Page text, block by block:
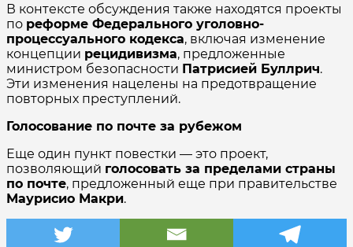
В контексте обсуждения также находятся проекты
по реформе Федерального уголовно-
процессуального кодекса, включая изменение
концепции рецидивизма, предложенные
министром безопасности Патрисией Буллрич.
Эти изменения нацелены на предотвращение
повторных преступлений.
Голосование по почте за рубежом
Еще один пункт повестки — это проект,
позволяющий голосовать за пределами страны
по почте, предложенный еще при правительстве
Маурисио Макри.